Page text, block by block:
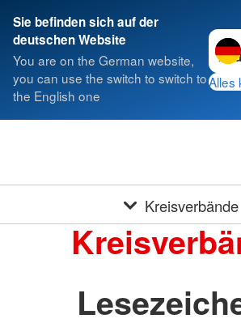
Sie befinden sich auf der
deutschen Website
You are on the German website,
you can use the switch to switch to
the English one
Alles
Kreisverbände